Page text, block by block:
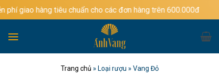
Bỏ
qua
dung
tiêu chuẩn cho các đơn hàng trên 600.000đ
Trang chủ » Loại rượu » Vang Đỏ